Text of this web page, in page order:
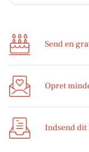
Send en
Opret
Indsend